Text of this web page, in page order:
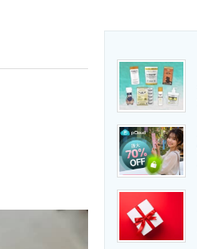
経営リーダーのコミュニティ
製造業のIT導入・活用を支援